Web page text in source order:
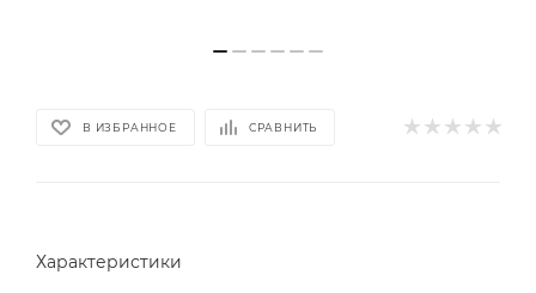
В ИЗБРАННОЕ СРАВНИТЬ
Характеристики